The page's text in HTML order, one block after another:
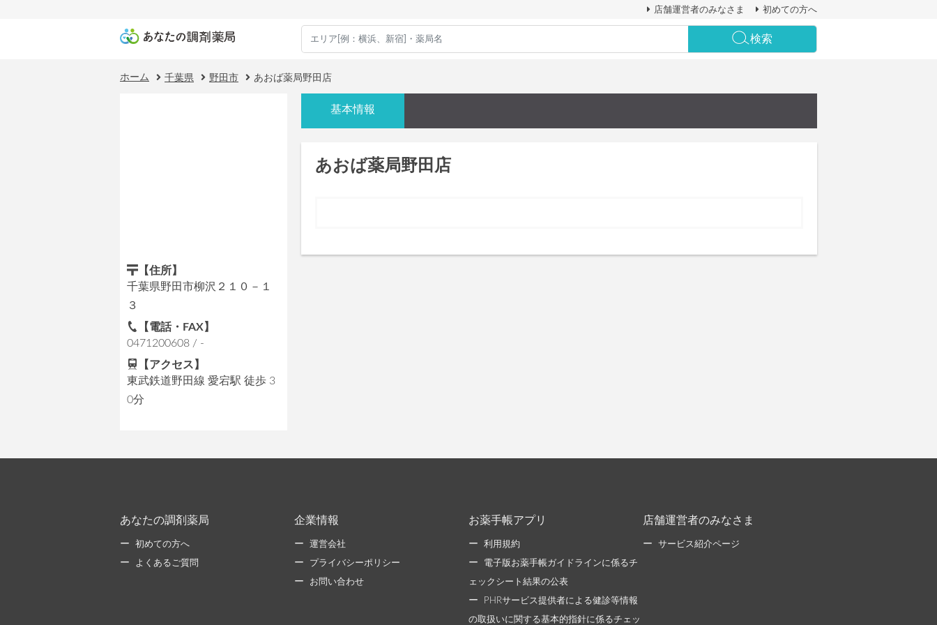
店舗運営者のみなさま 初めての方へ
検索
ホーム 千葉県 野田市 あおば薬局野田店
【住所】
千葉県野田市柳沢２１０－１
３
【電話・FAX】
0471200608 / -
【アクセス】
東武鉄道野田線 愛宕駅 徒歩 3
0分
基本情報
あおば薬局野田店
あなたの調剤薬局
初めての方へ
よくあるご質問
企業情報
運営会社
プライバシーポリシー
お問い合わせ
お薬手帳アプリ
利用規約
電子版お薬手帳ガイドラインに係るチ
ェックシート結果の公表
PHRサービス提供者による健診等情報
の取扱いに関する基本的指針に係るチェッ
店舗運営者のみなさま
サービス紹介ページ